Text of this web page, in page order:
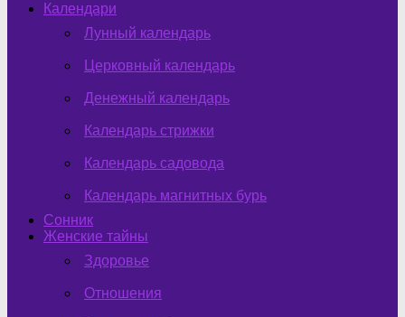
Календари
Лунный календарь
Церковный календарь
Денежный календарь
Календарь стрижки
Календарь садовода
Календарь магнитных бурь
Сонник
Женские тайны
Здоровье
Отношения